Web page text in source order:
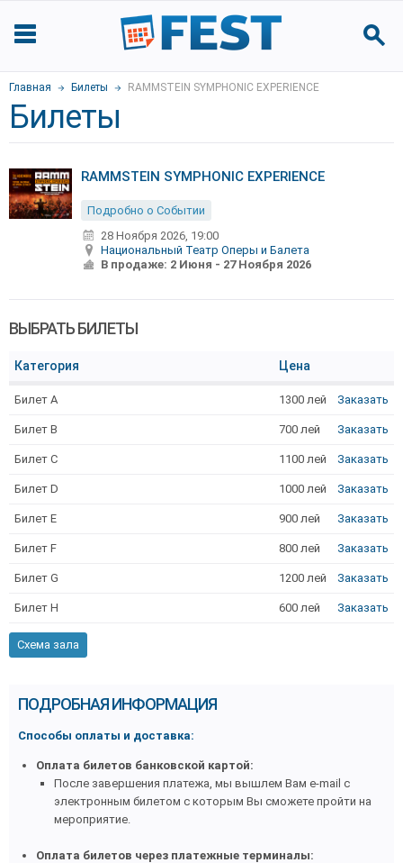
Главная Билеты RAMMSTEIN SYMPHONIC EXPERIENCE
Билеты
RAMMSTEIN SYMPHONIC EXPERIENCE
Подробно о Событии
28 Ноября 2026, 19:00
Национальный Театр Оперы и Балета
В продаже: 2 Июня - 27 Ноября 2026
ВЫБРАТЬ БИЛЕТЫ
Категория Цена
Билет A 1300 лей Заказать
Билет B 700 лей Заказать
Билет C 1100 лей Заказать
Билет D 1000 лей Заказать
Билет E 900 лей Заказать
Билет F 800 лей Заказать
Билет G 1200 лей Заказать
Билет H 600 лей Заказать
Схема зала
ПОДРОБНАЯ ИНФОРМАЦИЯ
Способы оплаты и доставка:
Оплата билетов банковской картой:
После завершения платежа, мы вышлем Вам e-mail с
электронным билетом с которым Вы сможете пройти на
мероприятие.
Оплата билетов через платежные терминалы: